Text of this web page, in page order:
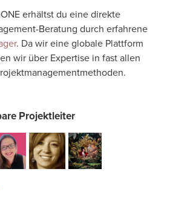
erhältst du eine direkte
Beratung durch erfahrene
. Da wir eine globale Plattform
wir über Expertise in fast allen
Projektleiter